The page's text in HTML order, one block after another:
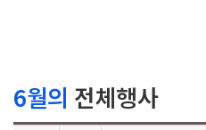
6월의 전체행사